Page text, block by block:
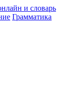
Грамматика